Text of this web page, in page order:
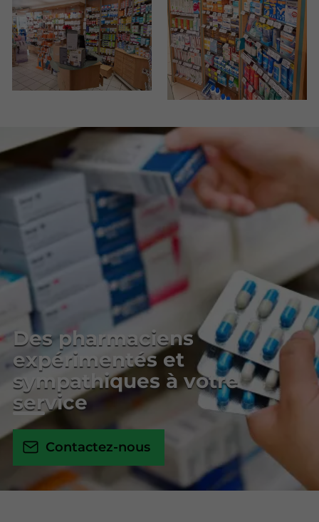
Des pharmaciens
expérimentés et
sympathiques à votre
service
Contactez-nous